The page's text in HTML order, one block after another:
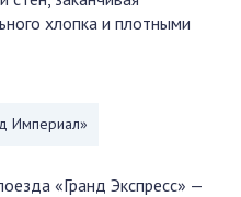
хлопка и плотными
Империал»
«Гранд Экспресс» —